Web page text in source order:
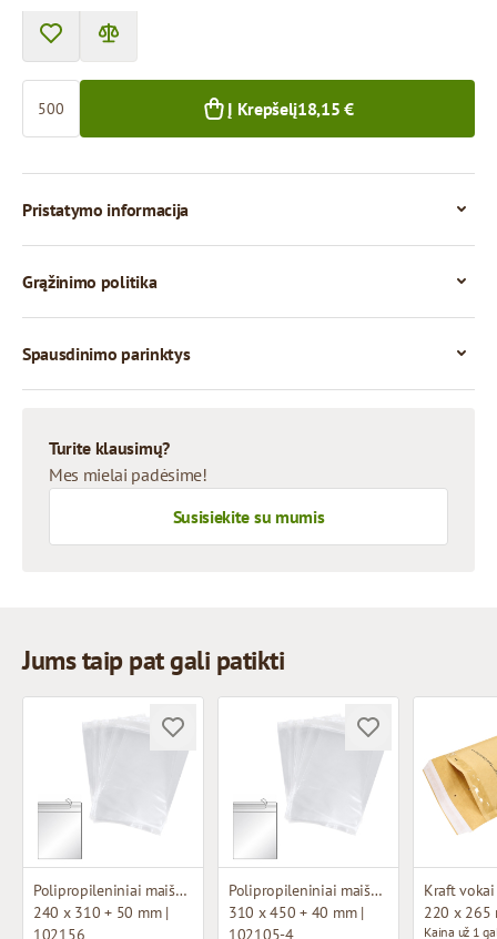
Į Krepšelį18,15 €
Pristatymo informacija
Grąžinimo politika
Spausdinimo parinktys
Turite klausimų?
Mes mielai padėsime!
Susisiekite su mumis
Jums taip pat gali patikti
Polipropileniniai maišeliai su lipniu atvartu
240 x 310 + 50 mm |
Polipropileniniai maišeliai su lipniu atvartu
310 x 450 + 40 mm |
220 x 265
Kaina už 1